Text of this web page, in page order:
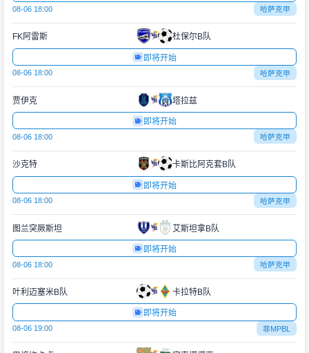
08-06 18:00 哈萨克甲
FK阿雷斯 杜保尔B队
即将开始
08-06 18:00 哈萨克甲
贾伊克 塔拉兹
即将开始
08-06 18:00 哈萨克甲
沙克特 卡斯比阿克套B队
即将开始
08-06 18:00 哈萨克甲
图兰突厥斯坦 艾斯坦拿B队
即将开始
08-06 18:00 哈萨克甲
叶利迈塞米B队 卡拉特B队
即将开始
08-06 19:00 菲MPBL